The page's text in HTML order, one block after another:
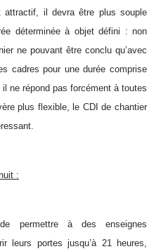
attractif, il devra être plus souple
déterminée à objet défini : non
ne pouvant être conclu qu’avec
cadres pour une durée comprise
ne répond pas forcément à toutes
plus flexible, le CDI de chantier
:
permettre à des enseignes
leurs portes jusqu’à 21 heures,